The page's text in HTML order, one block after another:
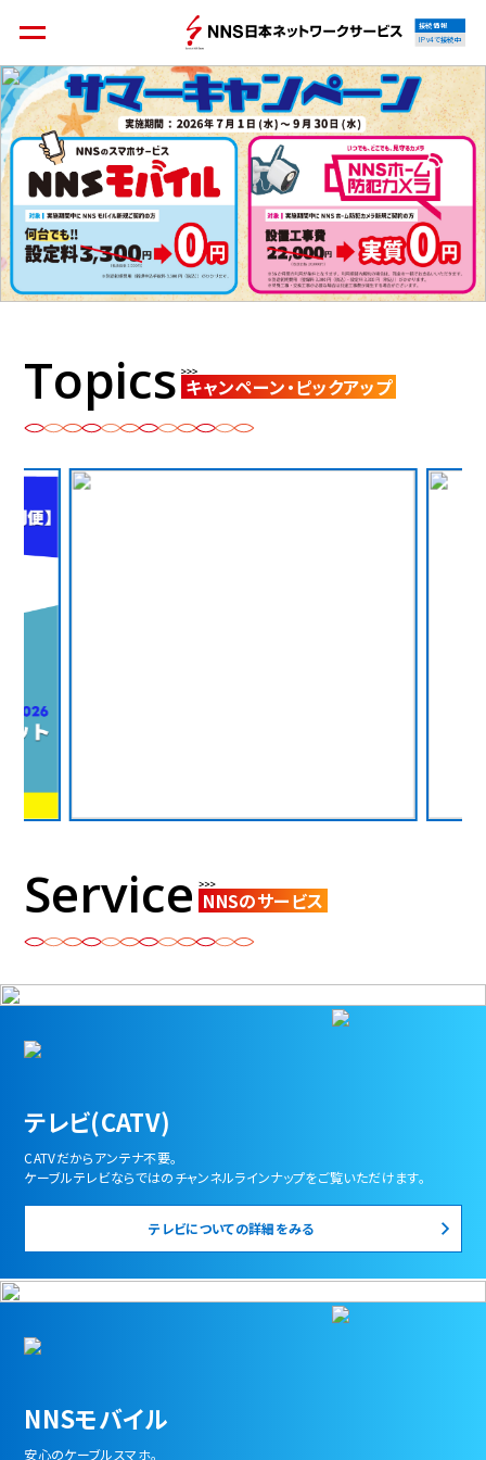
個人のお客様 集合住宅オーナーの方
法人のお客様 料金シミュレーション
接続情報
IPv4で接続中
Topics キャンペーン・ピックアップ
Service NNSのサービス
テレビ(CATV)
CATVだからアンテナ不要。
ケーブルテレビならではのチャンネルラインナップをご覧いただけます。
テレビについての詳細をみる
NNSモバイル
安心のケーブルスマホ。